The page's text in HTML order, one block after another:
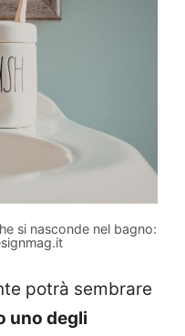
si nasconde nel bagno:
potrà sembrare
uno degli